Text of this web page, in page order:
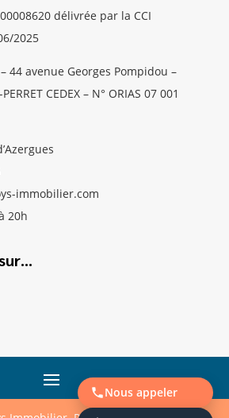
délivrée par la CCI
2025
– 44 avenue Georges Pompidou –
CEDEX – N° ORIAS 07 001
immobilier.com
20h
Nous appeler